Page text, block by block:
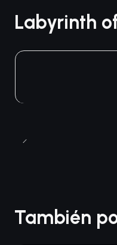
Labyrinth
También